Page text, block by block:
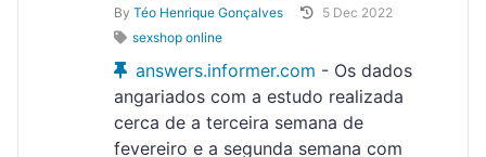
By Téo Henrique Gonçalves
5 Dec 2022
sexshop online
answers.informer.com - Os dados
angariados com a estudo realizada
cerca de a terceira semana de
fevereiro e a segunda semana com